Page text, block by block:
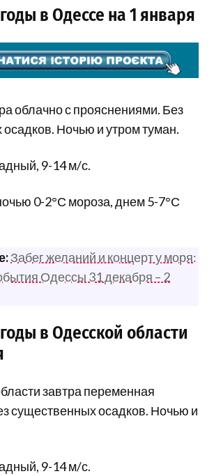
в Одессе на 1 января
облачно с прояснениями. Без
Ночью и утром туман.
9-14 м/с.
0-2°С мороза, днем 5-7°С
Забег желаний и концерт у моря:
Одессы 31 декабря – 2
в Одесской области
завтра переменная
существенных осадков. Ночью и
9-14 м/с.